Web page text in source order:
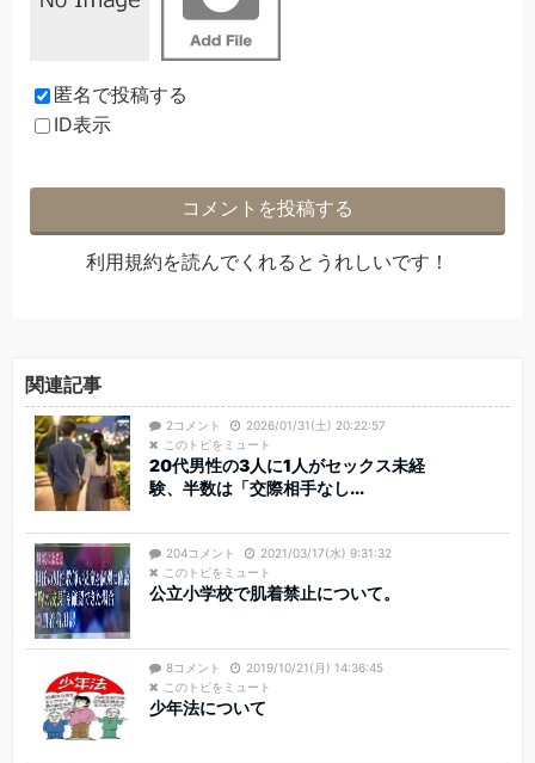
匿名で投稿する
ID表示
利用規約を読んでくれるとうれしいです！
関連記事
2コメント
2026/01/31(土) 20:22:57
このトピをミュート
20代男性の3人に1人がセックス未経
験、半数は「交際相手なし...
204コメント
2021/03/17(水) 9:31:32
このトピをミュート
公立小学校で肌着禁止について。
8コメント
2019/10/21(月) 14:36:45
このトピをミュート
少年法について